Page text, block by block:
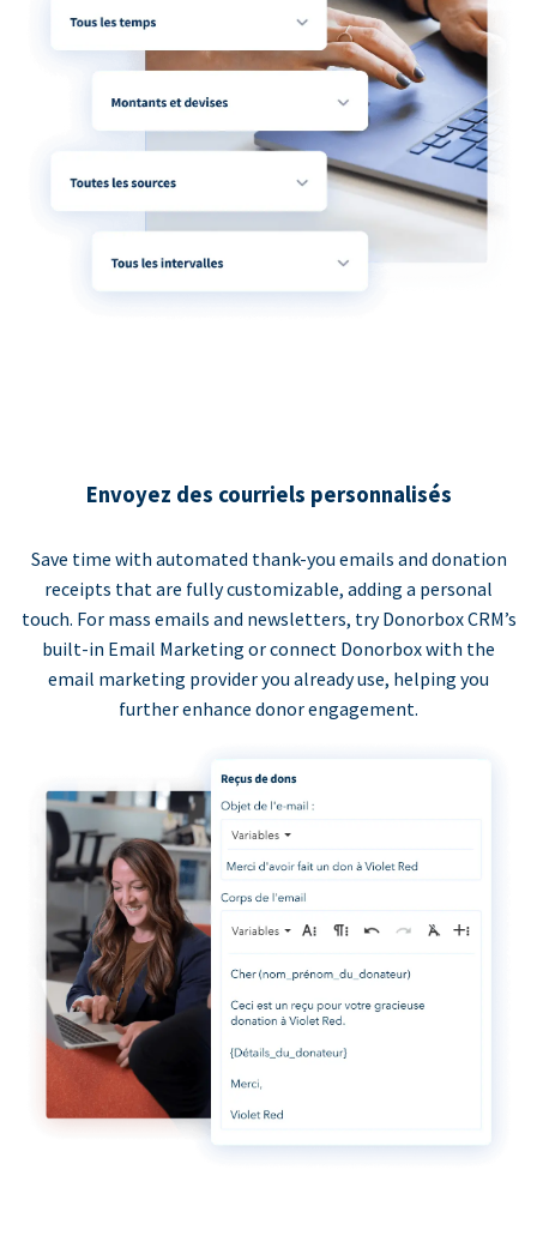
Envoyez des courriels personnalisés
Save time with automated thank-you emails and donation
receipts that are fully customizable, adding a personal
touch. For mass emails and newsletters, try Donorbox CRM’s
built-in Email Marketing or connect Donorbox with the
email marketing provider you already use, helping you
further enhance donor engagement.